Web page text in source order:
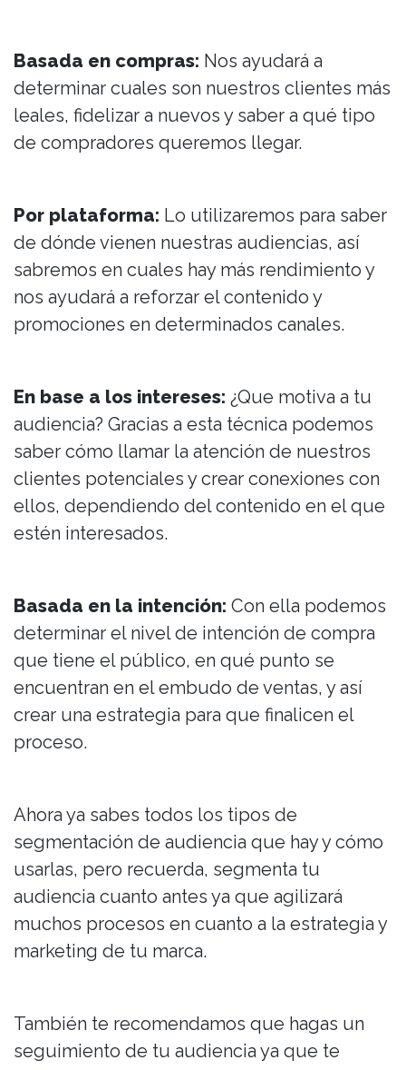
Basada en compras: Nos ayudará a
determinar cuales son nuestros clientes más
leales, fidelizar a nuevos y saber a qué tipo
de compradores queremos llegar.
Por plataforma: Lo utilizaremos para saber
de dónde vienen nuestras audiencias, así
sabremos en cuales hay más rendimiento y
nos ayudará a reforzar el contenido y
promociones en determinados canales.
En base a los intereses: ¿Que motiva a tu
audiencia? Gracias a esta técnica podemos
saber cómo llamar la atención de nuestros
clientes potenciales y crear conexiones con
ellos, dependiendo del contenido en el que
estén interesados.
Basada en la intención: Con ella podemos
determinar el nivel de intención de compra
que tiene el público, en qué punto se
encuentran en el embudo de ventas, y así
crear una estrategia para que finalicen el
proceso.
Ahora ya sabes todos los tipos de
segmentación de audiencia que hay y cómo
usarlas, pero recuerda, segmenta tu
audiencia cuanto antes ya que agilizará
muchos procesos en cuanto a la estrategia y
marketing de tu marca.
También te recomendamos que hagas un
seguimiento de tu audiencia ya que te